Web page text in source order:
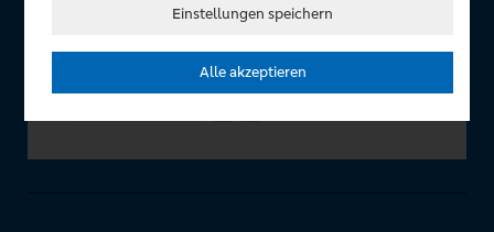
In Zusammenarbeit mit
Einstellungen speichern
Alle akzeptieren